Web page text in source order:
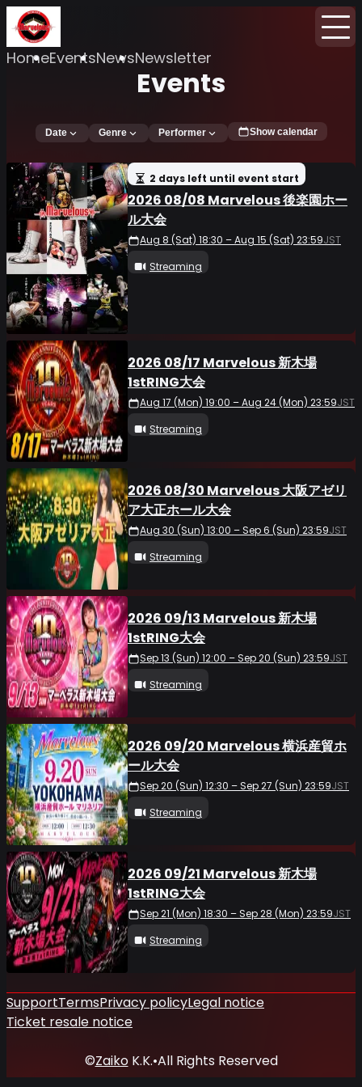
HomeEventsNewsNewsletter
Events
Date Genre Performer Show calendar
2 days left until event start
2026 08/08 Marvelous 後楽園ホー
ル大会
Aug 8 (Sat) 18:30 – Aug 15 (Sat) 23:59JST
Streaming
2026 08/17 Marvelous 新木場
1stRING大会
Aug 17 (Mon) 19:00 – Aug 24 (Mon) 23:59JST
Streaming
2026 08/30 Marvelous 大阪アゼリ
ア大正ホール大会
Aug 30 (Sun) 13:00 – Sep 6 (Sun) 23:59JST
Streaming
2026 09/13 Marvelous 新木場
1stRING大会
Sep 13 (Sun) 12:00 – Sep 20 (Sun) 23:59JST
Streaming
2026 09/20 Marvelous 横浜産貿ホ
ール大会
Sep 20 (Sun) 12:30 – Sep 27 (Sun) 23:59JST
Streaming
2026 09/21 Marvelous 新木場
1stRING大会
Sep 21 (Mon) 18:30 – Sep 28 (Mon) 23:59JST
Streaming
SupportTermsPrivacy policyLegal notice
Ticket resale notice
©ZaikoK.K.•All Rights Reserved